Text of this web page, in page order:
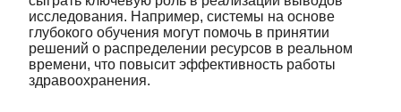
исследования. Например, системы на основе
глубокого обучения могут помочь в принятии
решений о распределении ресурсов в реальном
времени, что повысит эффективность работы
здравоохранения.